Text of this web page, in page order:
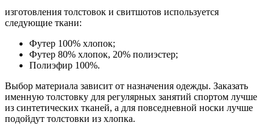
изготовления толстовок и свитшотов используется
следующие ткани:
Футер 100% хлопок;
Футер 80% хлопок, 20% полиэстер;
Полиэфир 100%.
Выбор материала зависит от назначения одежды. Заказать
именную толстовку для регулярных занятий спортом лучше
из синтетических тканей, а для повседневной носки лучше
подойдут толстовки из хлопка.